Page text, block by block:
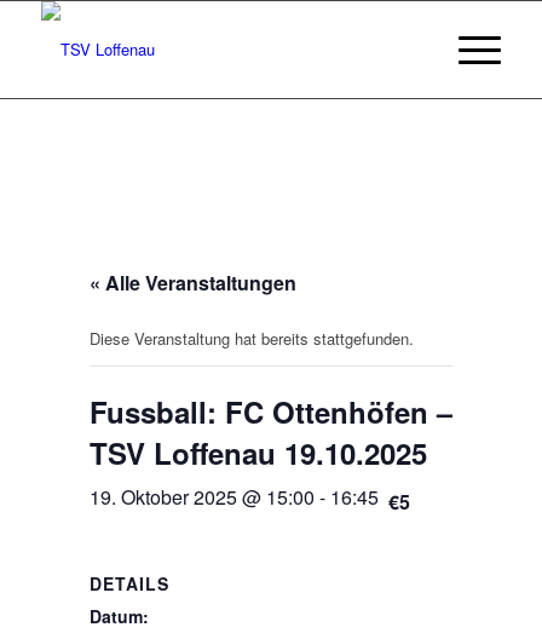
« Alle Veranstaltungen
Diese Veranstaltung hat bereits stattgefunden.
Fussball: FC Ottenhöfen –
TSV Loffenau 19.10.2025
19. Oktober 2025 @ 15:00 - 16:45 €5
DETAILS
Datum: